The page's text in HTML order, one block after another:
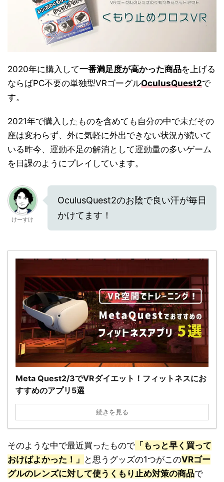
2020年に購入して一番満足度が高かった商品を上げる
ならばPC不要の単独型VRゴーグルOculusQuest2で
す。
2021年で購入したものを含めても自分の中で未だその
座は変わらず、外に気軽に外出できない状況が続いて
いる昨今、運動不足の解消として運動量の多いゲーム
を日課のようにプレイしています。
けーすけ
OculusQuest2のお陰で良い汗が毎日
かけてます！
Meta Quest2/3でVRダイエット！フィットネスにお
すすめのアプリ5選
続きを見る
そのような中で最近買ったもので 「もっと早く買って
おけばよかった！」 と思うグッズの1つがこのVRゴー
グルのレンズに対して使うくもり止め対策の商品で